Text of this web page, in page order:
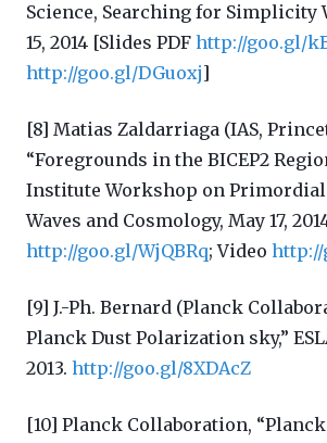
Science, Searching for Simplicity
15, 2014 [Slides PDF http://goo.gl/
http://goo.gl/DGuoxj]
[8] Matias Zaldarriaga (IAS,
“Foregrounds in the BICEP2
Institute Workshop on
Waves and Cosmology, May 17,
http://goo.gl/WjQBRq; Video http://
[9] J.-Ph. Bernard (Planck
Planck Dust Polarization sky,”
2013. http://goo.gl/8XDAcZ
[10] Planck Collaboration,